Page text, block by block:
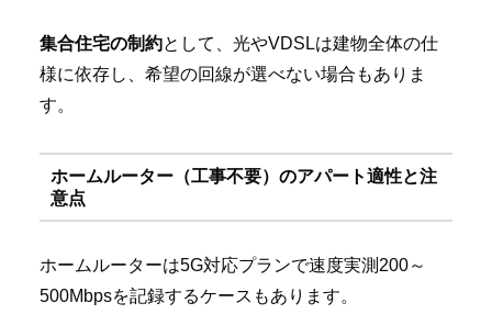
集合住宅の制約として、光やVDSLは建物全体の仕
様に依存し、希望の回線が選べない場合もありま
す。
ホームルーター（工事不要）のアパート適性と注
意点
ホームルーターは5G対応プランで速度実測200～
500Mbpsを記録するケースもあります。